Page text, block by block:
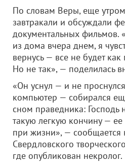
По словам Веры, еще
завтракали и обсуждали
документальных фильмов.
из дома вчера днем, я
вернусь — все не будет
Но не так», — поделилась
«Он уснул — и не
компьютер — собирался
сном праведника: Господь
такую легкую кончину — ее
при жизни», — сообщается
Свердловского
где опубликован некролог.